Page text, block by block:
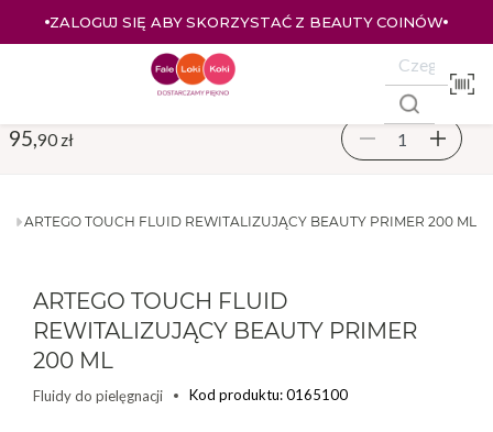
ZALOGUJ SIĘ ABY SKORZYSTAĆ Z BEAUTY COINÓW
ARTEGO TOUCH FLUID REWITALIZUJĄCY BEAUTY PRIMER 200 ML
ARTEGO TOUCH FLUID
REWITALIZUJĄCY BEAUTY PRIMER
200 ML
Fluidy do pielęgnacji Kod produktu: 0165100
95, 90 zł